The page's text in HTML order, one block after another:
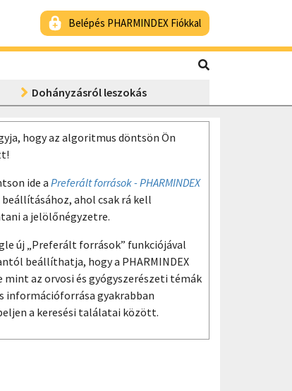
Belépés PHARMINDEX Fiókkal
Dohányzásról leszokás
hogy az algoritmus döntsön Ön
ide a Preferált források - PHARMINDEX
beállításához, ahol csak rá kell
a jelölőnégyzetre.
új „Preferált források” funkciójával
beállíthatja, hogy a PHARMINDEX
mint az orvosi és gyógyszerészeti témák
információforrása gyakrabban
a keresési találatai között.